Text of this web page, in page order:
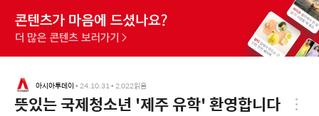
아시아투데이 • 24.10.31 • 2,022읽음
뜻있는 국제청소년 '제주 유학' 환영합니다